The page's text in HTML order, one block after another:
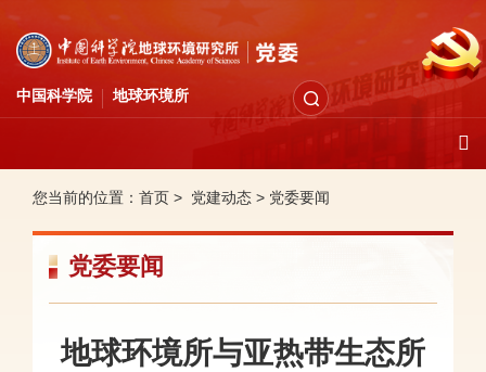
中国科学院 地球环境所
您当前的位置： 首页 > 党建动态 > 党委要闻
党委要闻
地球环境所与亚热带生态所